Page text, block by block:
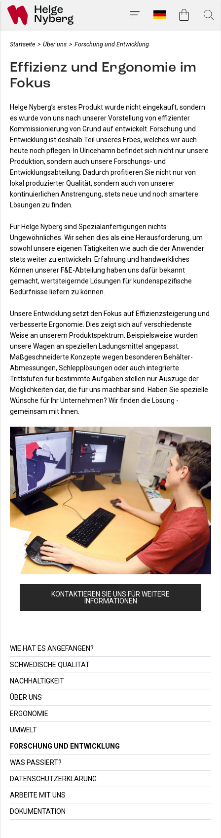
WIE HAT ES ANGEFANGEN?
SCHWEDISCHE QUALITÄT
NACHHALTIGKEIT
ÜBER UNS
ERGONOMIE
UMWELT
FORSCHUNG UND ENTWICKLUNG
WAS PASSIERT?
DATENSCHUTZERKLÄRUNG
ARBEITE MIT UNS
DOKUMENTATION
Startseite > Über uns > Forschung und Entwicklung
Effizienz und Ergonomie im
Fokus
Helge Nyberg’s erstes Produkt wurde nicht eingekauft, sondern
es wurde von uns nach unserer Vorstellung von effizienter
Kommissionierung von Grund auf entwickelt. Forschung und
Entwicklung ist deshalb Teil unseres Erbes, welches wir auch
heute noch pflegen. In Ulricehamn befindet sich nicht nur unsere
Produktion, sondern auch unsere Forschungs- und
Entwicklungsabteilung. Dadurch profitieren Sie nicht nur von
lokal produzierter Qualität, sondern auch von unserer
kontinuierlichen Anstrengung, stets neue und noch smartere
Lösungen zu finden.
Für Helge Nyberg sind Spezialanfertigungen nichts
Ungewöhnliches. Wir sehen dies als eine Herausforderung, um
sowohl unsere eigenen Tätigkeiten wie auch die der Anwender
stets weiter zu entwickeln. Erfahrung und handwerkliches
Können unserer F&E-Abteilung haben uns dafür bekannt
gemacht, wertsteigernde Lösungen für kundenspezifische
Bedürfnisse liefern zu können.
Unsere Entwicklung setzt den Fokus auf Effizienzsteigerung und
verbesserte Ergonomie. Dies zeigt sich auf verschiedenste
Weise an unserem Produktspektrum. Beispielsweise wurden
unsere Wagen an speziellen Ladungsmittel angepasst.
Maßgeschneiderte Konzepte wegen besonderen Behälter-
Abmessungen, Schlepplösungen oder auch integrierte
Trittstufen für bestimmte Aufgaben stellen nur Auszüge der
Möglichkeiten dar, die für uns machbar sind. Haben Sie spezielle
Wünsche für Ihr Unternehmen? Wir finden die Lösung -
gemeinsam mit Ihnen.
KONTAKTIEREN SIE UNS FÜR WEITERE
INFORMATIONEN